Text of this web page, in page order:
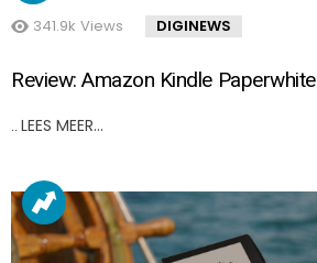
341.9k Views DIGINEWS
Review: Amazon Kindle Paperwhite
LEES MEER…